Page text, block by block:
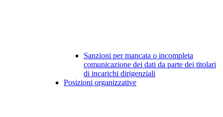
Sanzioni per mancata o incompleta
comunicazione dei dati da parte dei titolari
di incarichi dirigenziali
Posizioni organizzative